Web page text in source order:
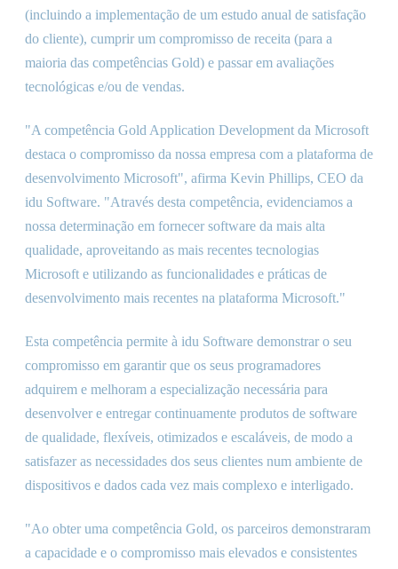
(incluindo a implementação de um estudo anual de satisfação
do cliente), cumprir um compromisso de receita (para a
maioria das competências Gold) e passar em avaliações
tecnológicas e/ou de vendas.
"A competência Gold Application Development da Microsoft
destaca o compromisso da nossa empresa com a plataforma de
desenvolvimento Microsoft", afirma Kevin Phillips, CEO da
idu Software. "Através desta competência, evidenciamos a
nossa determinação em fornecer software da mais alta
qualidade, aproveitando as mais recentes tecnologias
Microsoft e utilizando as funcionalidades e práticas de
desenvolvimento mais recentes na plataforma Microsoft."
Esta competência permite à idu Software demonstrar o seu
compromisso em garantir que os seus programadores
adquirem e melhoram a especialização necessária para
desenvolver e entregar continuamente produtos de software
de qualidade, flexíveis, otimizados e escaláveis, de modo a
satisfazer as necessidades dos seus clientes num ambiente de
dispositivos e dados cada vez mais complexo e interligado.
"Ao obter uma competência Gold, os parceiros demonstraram
a capacidade e o compromisso mais elevados e consistentes